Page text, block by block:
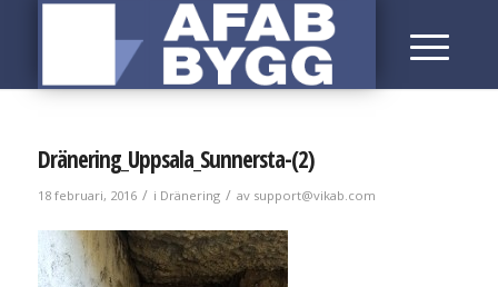
Dränering_Uppsala_Sunnersta-(2)
18 februari, 2016 / i Dränering / av support@vikab.com